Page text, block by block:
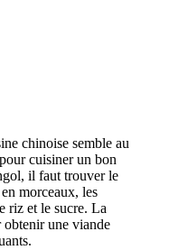
chinoise semble au
cuisiner un bon
il faut trouver le
morceaux, les
riz et le sucre. La
obtenir une viande